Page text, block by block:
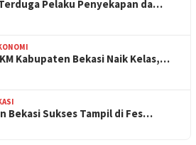
Pelaku Penyekapan da…
Kabupaten Bekasi Naik Kelas,…
Bekasi Sukses Tampil di Fes…